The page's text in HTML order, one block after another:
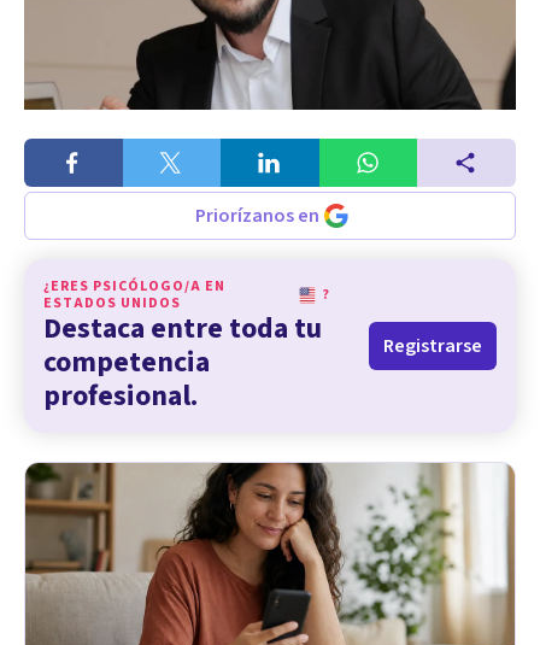
Priorízanos en
¿ERES PSICÓLOGO/A EN
ESTADOS UNIDOS
?
Destaca entre toda tu
competencia
profesional.
Registrarse